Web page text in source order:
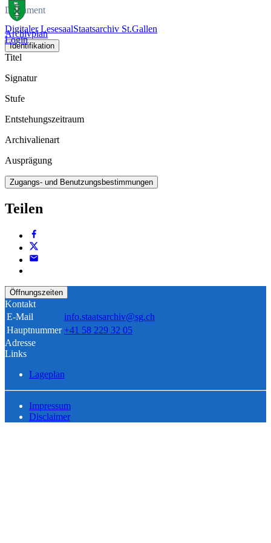
Digitaler LesesaalStaatsarchiv St.Gallen
Login
Dokument
Archivplan
Identifikation
Titel
Signatur
Stufe
Entstehungszeitraum
Archivalienart
Ausprägung
Zugangs- und Benutzungsbestimmungen
Teilen
Öffnungszeiten
Kontakt
E-Mail
info.staatsarchiv@sg.ch
Hauptnummer +41 58 229 32 05
Adresse
Links
Lageplan
Impressum
Disclaimer